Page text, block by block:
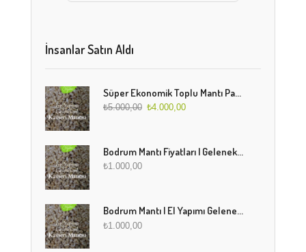
İnsanlar Satın Aldı
Süper Ekonomik Toplu Mantı Paketi (5 Kg)
₺5.000,00 ₺4.000,00
Bodrum Mantı Fiyatları | Geleneksel Türk Mantısı Online Sipariş
₺1.000,00
Bodrum Mantı | El Yapımı Geleneksel Mantı Lezzeti
₺1.000,00